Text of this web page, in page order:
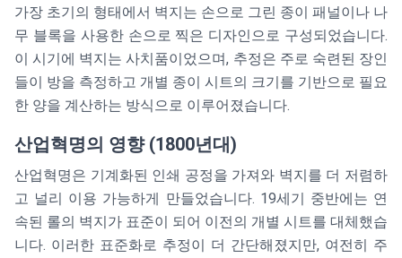
가장 초기의 형태에서 벽지는 손으로 그린 종이 패널이나 나
무 블록을 사용한 손으로 찍은 디자인으로 구성되었습니다.
이 시기에 벽지는 사치품이었으며, 추정은 주로 숙련된 장인
들이 방을 측정하고 개별 종이 시트의 크기를 기반으로 필요
한 양을 계산하는 방식으로 이루어졌습니다.
산업혁명의 영향 (1800년대)
산업혁명은 기계화된 인쇄 공정을 가져와 벽지를 더 저렴하
고 널리 이용 가능하게 만들었습니다. 19세기 중반에는 연
속된 롤의 벽지가 표준이 되어 이전의 개별 시트를 대체했습
니다. 이러한 표준화로 추정이 더 간단해졌지만, 여전히 주